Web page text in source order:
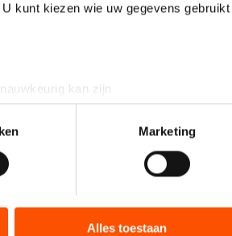
kunt kiezen wie uw gegevens gebruikt
kan zijn
(fingerprinting)
in het
detailgedeeltein. U kunt uw
voor social media, advertenties en
of die zij hebben verzameld via
Marketing
Alles toestaan